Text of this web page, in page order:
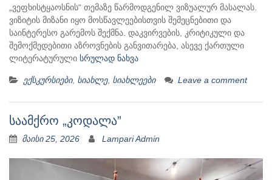
„ვეფხისტყაოსნის“ თემაზე წარმოდგენილ ვიზუალურ მასალას.
ვიზიტის მიზანი იყო მოსწავლეებისთვის შემეცნებითი და
საინტერესო გარემოს შექმნა. დაკვირვების, კრიტიკული და
შემოქმედებითი აზროვნების განვითარება, ასევე ქართული
ლიტერატურული სრულად ნახვა
ექსკურსიები, სიახლე, სიახლეები Leave a comment
საამქრო „კოდალა”
მაისი 25, 2026 Lampari Admin